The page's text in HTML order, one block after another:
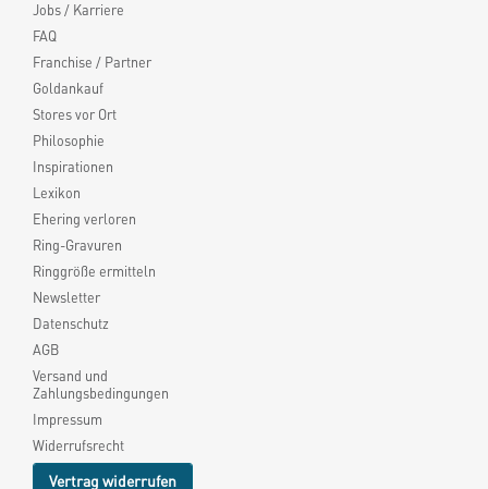
Jobs / Karriere
FAQ
Franchise / Partner
Goldankauf
Stores vor Ort
Philosophie
Inspirationen
Lexikon
Ehering verloren
Ring-Gravuren
Ringgröße ermitteln
Newsletter
Datenschutz
AGB
Versand und
Zahlungsbedingungen
Impressum
Widerrufsrecht
Vertrag widerrufen